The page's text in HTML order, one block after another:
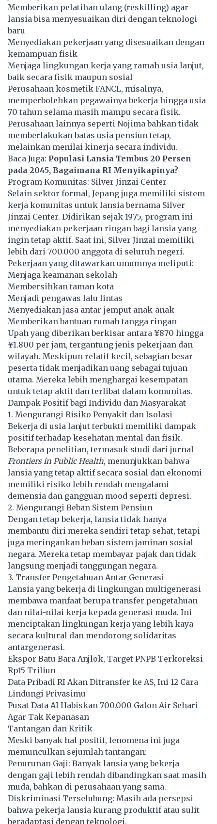
Memberikan pelatihan ulang (reskilling) agar
lansia bisa menyesuaikan diri dengan teknologi
baru
Menyediakan pekerjaan yang disesuaikan dengan
kemampuan fisik
Menjaga lingkungan kerja yang ramah usia lanjut,
baik secara fisik maupun sosial
Perusahaan kosmetik FANCL, misalnya,
memperbolehkan pegawainya bekerja hingga usia
70 tahun selama masih mampu secara fisik.
Perusahaan lainnya seperti Nojima bahkan tidak
memberlakukan batas usia pensiun tetap,
melainkan menilai kinerja secara individu.
Baca Juga: Populasi Lansia Tembus 20 Persen
pada 2045, Bagaimana RI Menyikapinya?
Program Komunitas: Silver Jinzai Center
Selain sektor formal, Jepang juga memiliki sistem
kerja komunitas untuk lansia bernama Silver
Jinzai Center. Didirikan sejak 1975, program ini
menyediakan pekerjaan ringan bagi lansia yang
ingin tetap aktif. Saat ini, Silver Jinzai memiliki
lebih dari 700.000 anggota di seluruh negeri.
Pekerjaan yang ditawarkan umumnya meliputi:
Menjaga keamanan sekolah
Membersihkan taman kota
Menjadi pengawas lalu lintas
Menyediakan jasa antar-jemput anak-anak
Memberikan bantuan rumah tangga ringan
Upah yang diberikan berkisar antara ¥870 hingga
¥1.800 per jam, tergantung jenis pekerjaan dan
wilayah. Meskipun relatif kecil, sebagian besar
peserta tidak menjadikan uang sebagai tujuan
utama. Mereka lebih menghargai kesempatan
untuk tetap aktif dan terlibat dalam komunitas.
Dampak Positif bagi Individu dan Masyarakat
1. Mengurangi Risiko Penyakit dan Isolasi
Bekerja di usia lanjut terbukti memiliki dampak
positif terhadap kesehatan mental dan fisik.
Beberapa penelitian, termasuk studi dari jurnal
Frontiers in Public Health, menunjukkan bahwa
lansia yang tetap aktif secara sosial dan ekonomi
memiliki risiko lebih rendah mengalami
demensia dan gangguan mood seperti depresi.
2. Mengurangi Beban Sistem Pensiun
Dengan tetap bekerja, lansia tidak hanya
membantu diri mereka sendiri tetap sehat, tetapi
juga meringankan beban sistem jaminan sosial
negara. Mereka tetap membayar pajak dan tidak
langsung menjadi tanggungan negara.
3. Transfer Pengetahuan Antar Generasi
Lansia yang bekerja di lingkungan multigenerasi
membawa manfaat berupa transfer pengetahuan
dan nilai-nilai kerja kepada generasi muda. Ini
menciptakan lingkungan kerja yang lebih kaya
secara kultural dan mendorong solidaritas
antargenerasi.
Ekspor Batu Bara Anjlok, Target PNPB Terkoreksi
Rp15 Triliun
Data Pribadi RI Akan Ditransfer ke AS, Ini 12 Cara
Lindungi Privasimu
Pusat Data AI Habiskan 700.000 Galon Air Sehari
Agar Tak Kepanasan
Tantangan dan Kritik
Meski banyak hal positif, fenomena ini juga
memunculkan sejumlah tantangan:
Penurunan Gaji: Banyak lansia yang bekerja
dengan gaji lebih rendah dibandingkan saat masih
muda, bahkan di perusahaan yang sama.
Diskriminasi Terselubung: Masih ada persepsi
bahwa pekerja lansia kurang produktif atau sulit
beradaptasi dengan teknologi.